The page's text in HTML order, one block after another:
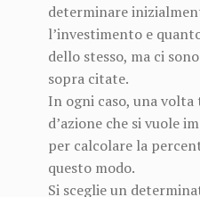
determinare
l’investimento e
dello stesso, ma ci
sopra citate.
In ogni caso, una
d’azione che si vuole
per calcolare la
questo modo.
Si sceglie un